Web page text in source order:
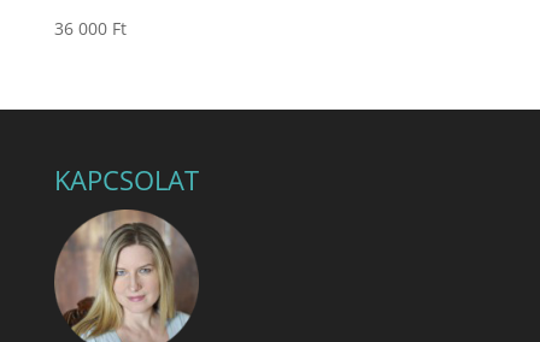
36 000 Ft
KAPCSOLAT